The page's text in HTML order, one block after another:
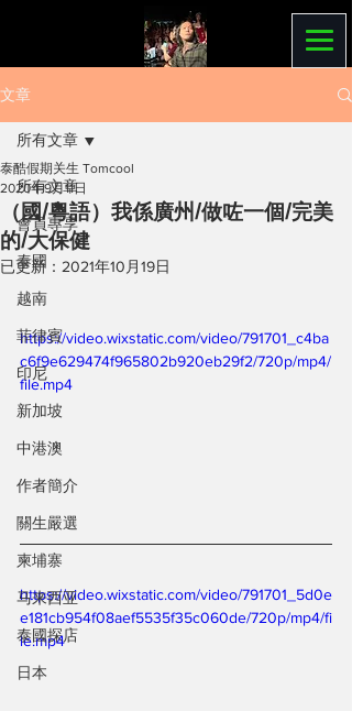
文章
所有文章
會員專享
泰國
越南
菲律賓
印尼
新加坡
中港澳
作者簡介
關生嚴選
柬埔寨
马来西亚
泰國探店
日本
所有文章
（國/粵語）我係廣州/做咗一個/完美
的/大保健
泰酷假期关生 Tomcool
2020年9月11日
已更新： 2021年10月19日
https://video.wixstatic.com/video/791701_c4ba
c6f9e629474f965802b920eb29f2/720p/mp4/
file.mp4
https://video.wixstatic.com/video/791701_5d0e
e181cb954f08aef5535f35c060de/720p/mp4/fi
le.mp4